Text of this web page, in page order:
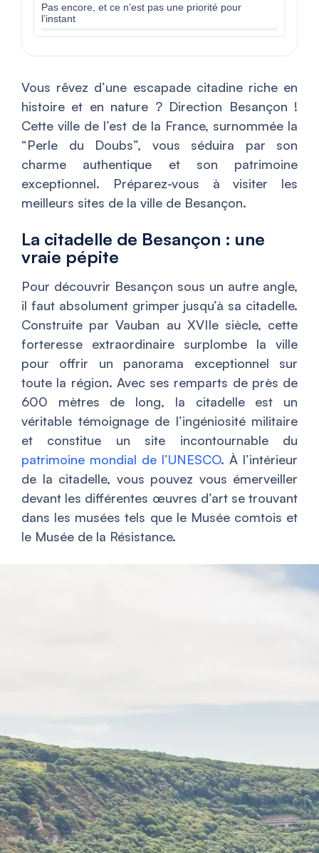
Pas encore, et ce n’est pas une priorité pour
l’instant
Vous rêvez d’une escapade citadine riche en
histoire et en nature ? Direction Besançon !
Cette ville de l’est de la France, surnommée la
“Perle du Doubs”, vous séduira par son
charme authentique et son patrimoine
exceptionnel. Préparez-vous à visiter les
meilleurs sites de la ville de Besançon.
La citadelle de Besançon : une
vraie pépite
Pour découvrir Besançon sous un autre angle,
il faut absolument grimper jusqu’à sa citadelle.
Construite par Vauban au XVIIe siècle, cette
forteresse extraordinaire surplombe la ville
pour offrir un panorama exceptionnel sur
toute la région. Avec ses remparts de près de
600 mètres de long, la citadelle est un
véritable témoignage de l’ingéniosité militaire
et constitue un site incontournable du
patrimoine mondial de l’UNESCO. À l’intérieur
de la citadelle, vous pouvez vous émerveiller
devant les différentes œuvres d’art se trouvant
dans les musées tels que le Musée comtois et
le Musée de la Résistance.